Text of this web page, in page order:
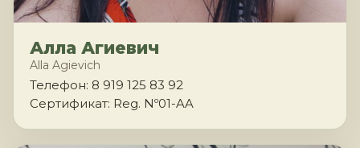
Алла Агиевич
Alla Agievich
Телефон: 8 919 125 83 92
Сертификат: Reg. Nº01-AA